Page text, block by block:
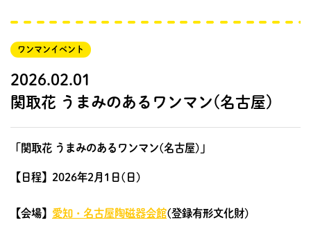
ワンマンイベント
2026.02.01
関取花 うまみのあるワンマン(名古屋)
「関取花 うまみのあるワンマン(名古屋)」
【日程】 2026年2月1日(日)
【会場】 愛知・名古屋陶磁器会館(登録有形文化財)